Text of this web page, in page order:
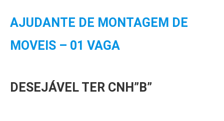
AJUDANTE DE MONTAGEM DE
MOVEIS – 01 VAGA
DESEJÁVEL TER CNH”B”